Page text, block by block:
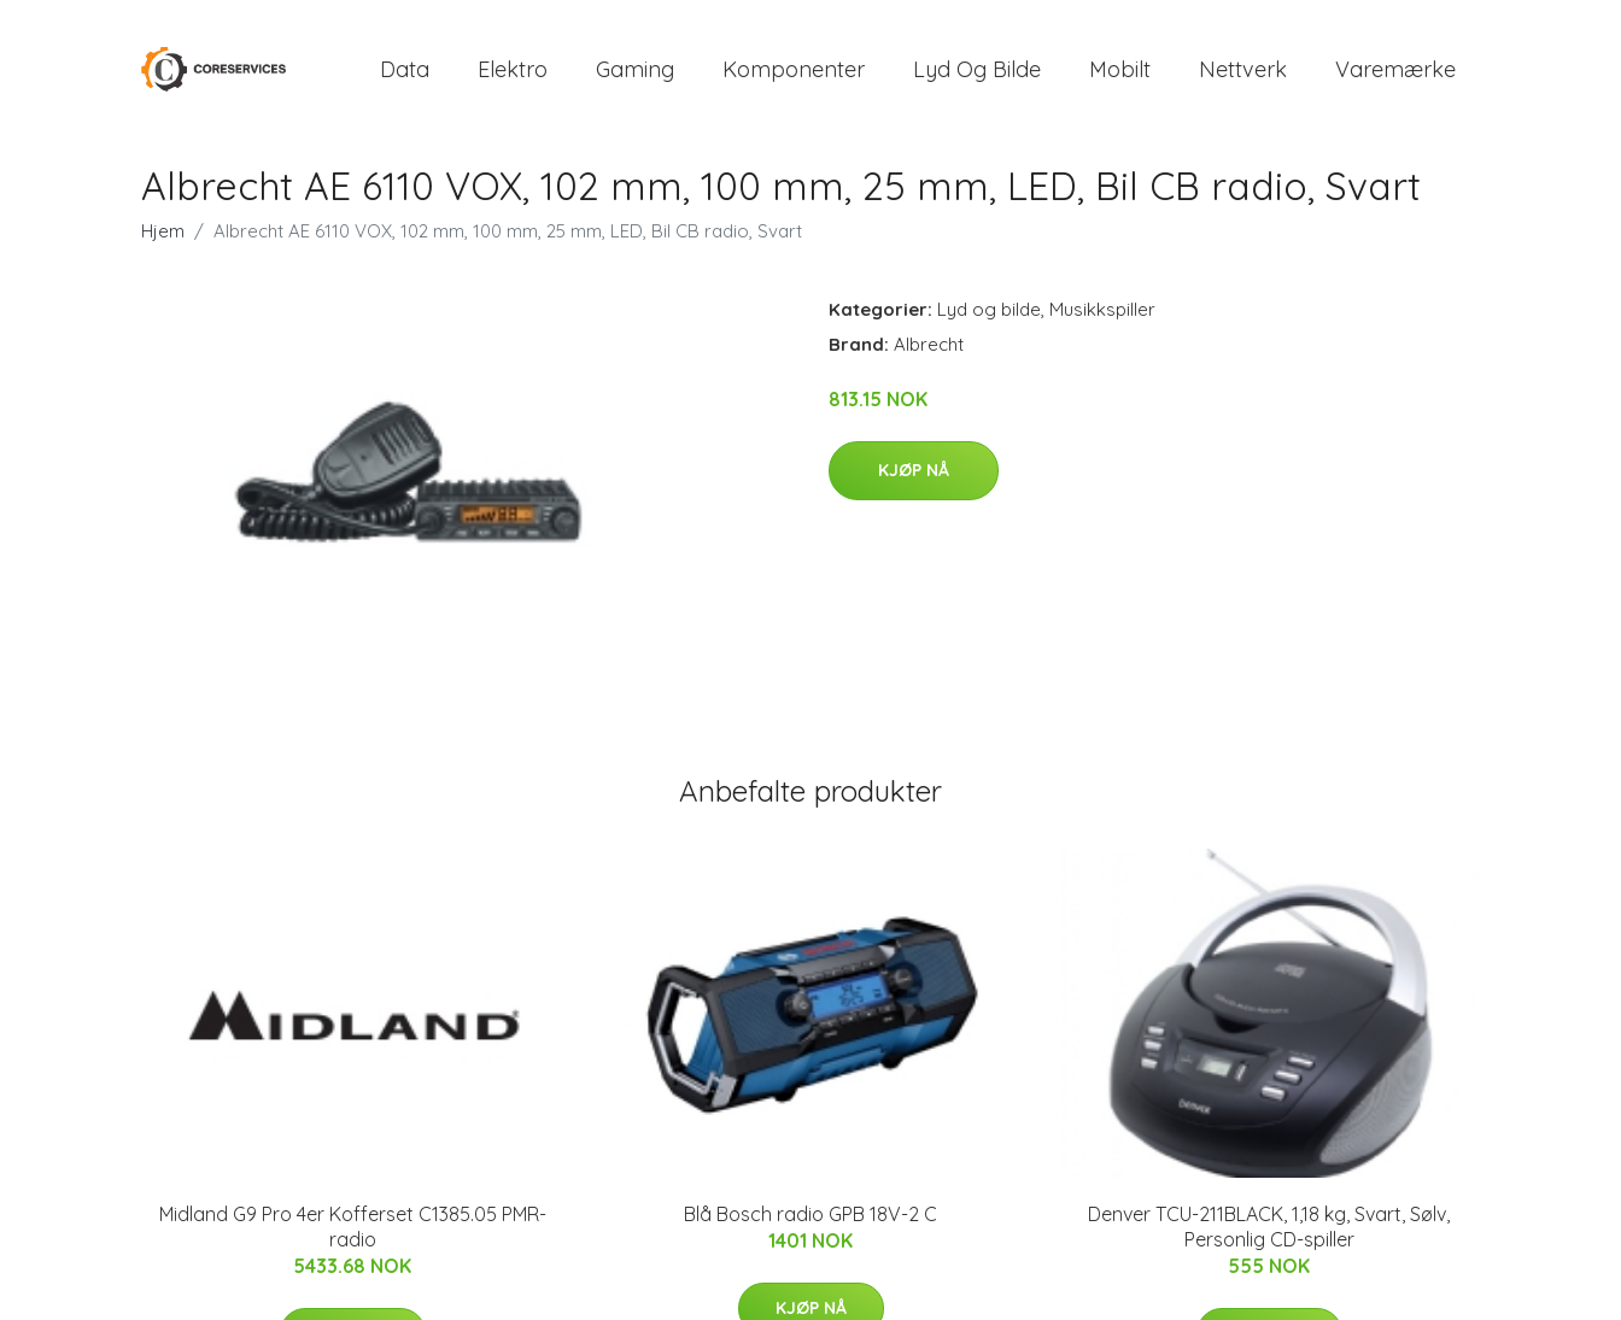
Data Elektro Gaming Komponenter Lyd Og Bilde Mobilt Nettverk Varemærke
Albrecht AE 6110 VOX, 102 mm, 100 mm, 25 mm, LED, Bil CB radio, Svart
Hjem Albrecht AE 6110 VOX, 102 mm, 100 mm, 25 mm, LED, Bil CB radio, Svart
Kategorier: Lyd og bilde, Musikkspiller
Brand: Albrecht
813.15 NOK
KJØP NÅ
Anbefalte produkter
Midland G9 Pro 4er Kofferset C1385.05 PMR-
radio
5433.68 NOK
Blå Bosch radio GPB 18V-2 C
1401 NOK
KJØP NÅ
Denver TCU-211BLACK, 1,18 kg, Svart, Sølv,
Personlig CD-spiller
555 NOK